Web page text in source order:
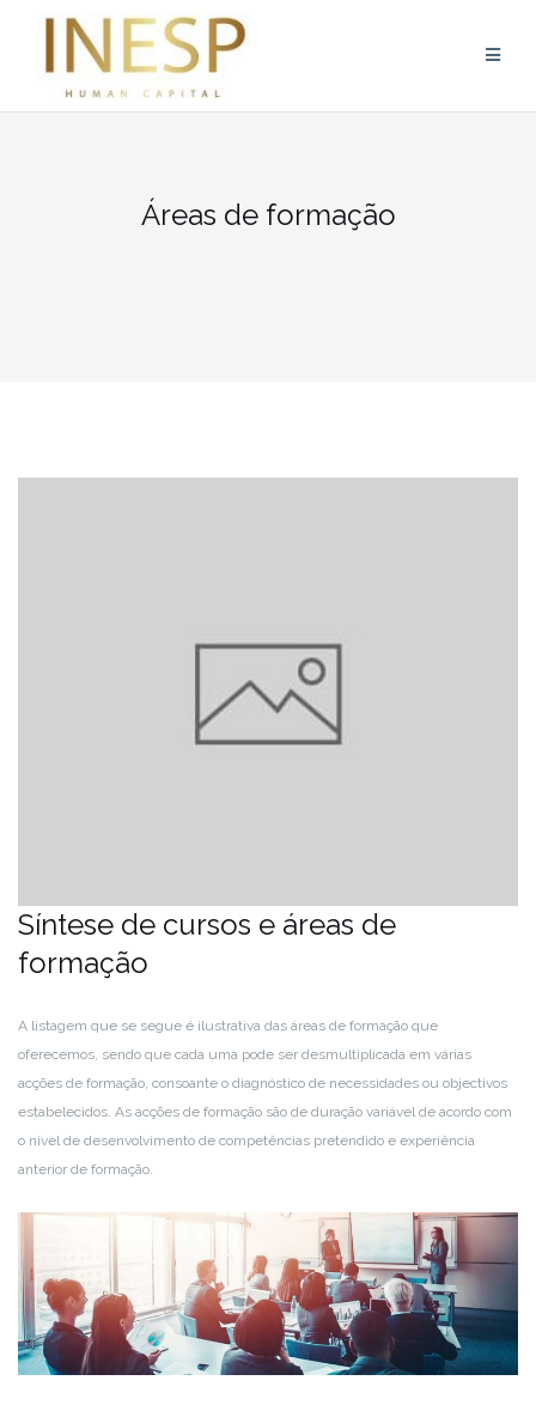
content
Áreas de formação
Síntese de cursos e áreas de
formação
A listagem que se segue é ilustrativa das áreas de formação que
oferecemos, sendo que cada uma pode ser desmultiplicada em várias
acções de formação, consoante o diagnóstico de necessidades ou objectivos
estabelecidos. As acções de formação são de duração variável de acordo com
o nível de desenvolvimento de competências pretendido e experiência
anterior de formação.